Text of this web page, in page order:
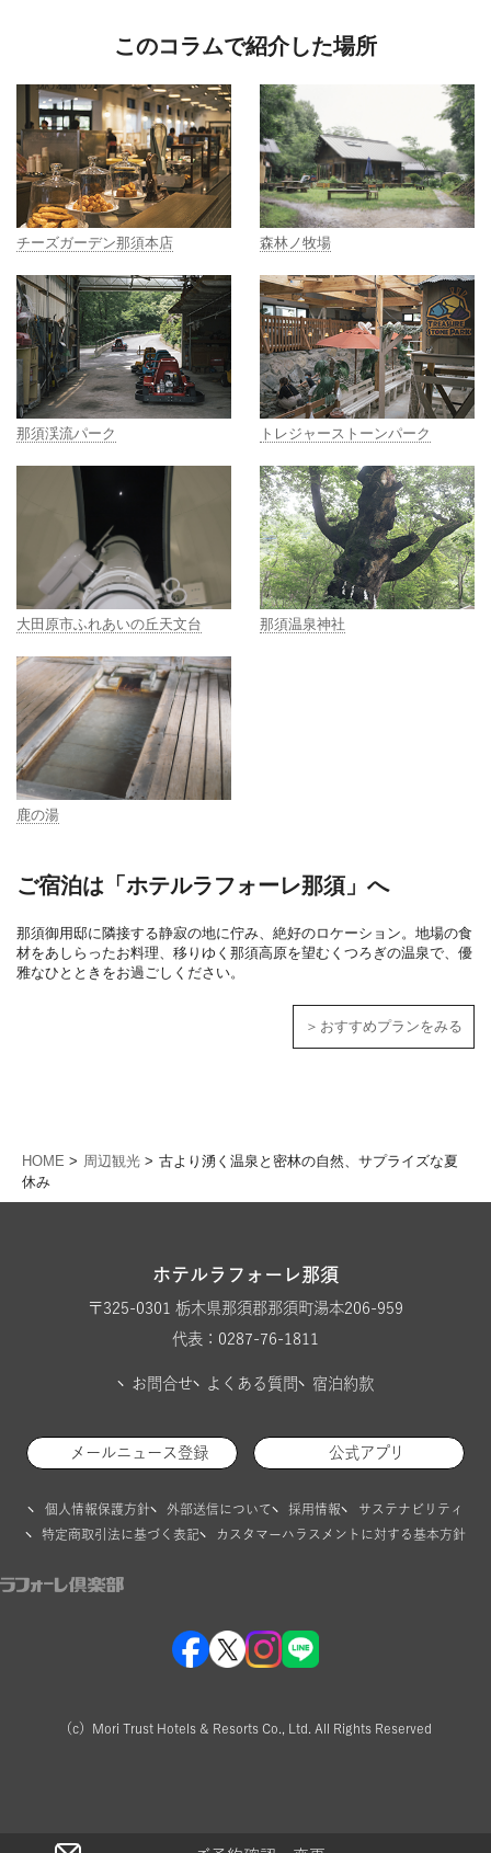
HOME 周辺観光
古より湧く温泉と密林の自然、サプライズな夏
休み
このコラムで紹介した場所
チーズガーデン那須本店 森林ノ牧場
那須渓流パーク トレジャーストーンパーク
大田原市ふれあいの丘天文台 那須温泉神社
鹿の湯
ご宿泊は「ホテルラフォーレ那須」へ
那須御用邸に隣接する静寂の地に佇み、絶好のロケーション。地場の食
材をあしらったお料理、移りゆく那須高原を望むくつろぎの温泉で、優
雅なひとときをお過ごしください。
おすすめプランをみる
ホテルラフォーレ那須
〒325-0301 栃木県那須郡那須町湯本206-959
代表：0287-76-1811
お問合せ よくある質問 宿泊約款
メールニュース登録 公式アプリ
個人情報保護方針 外部送信について 採用情報
サステナビリティ
特定商取引法に基づく表記
カスタマーハラスメントに対する基本方針
（c）Mori Trust Hotels & Resorts Co., Ltd. All Rights Reserved